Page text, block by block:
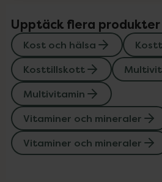
Upptäck flera produkter
Kost och hälsa
Kosttillskott
Multivitamin
Vitaminer och mineraler
Vitaminer och mineraler